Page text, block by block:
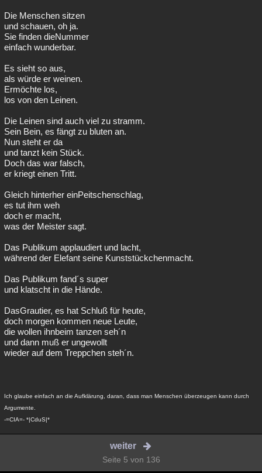
Die Menschen sitzen
und schauen, oh ja.
Sie finden dieNummer
einfach wunderbar.
Es sieht so aus,
als würde er weinen.
Ermöchte los,
los von den Leinen.
Die Leinen sind auch viel zu stramm.
Sein Bein, es fängt zu bluten an.
Nun steht er da
und tanzt kein Stück.
Doch das war falsch,
er kriegt einen Tritt.
Gleich hinterher einPeitschenschlag,
es tut ihm weh
doch er macht,
was der Meister sagt.
Das Publikum applaudiert und lacht,
während der Elefant seine Kunststückchenmacht.
Das Publikum fand´s super
und klatscht in die Hände.
DasGrautier, es hat Schluß für heute,
doch morgen kommen neue Leute,
die wollen ihnbeim tanzen seh´n
und dann muß er ungewollt
wieder auf dem Treppchen steh´n.
Ich glaube einfach an die Aufklärung, daran, dass man Menschen überzeugen kann durch
Argumente.
-=CIA=- *|CduS|*
weiter
Seite 5 von 136